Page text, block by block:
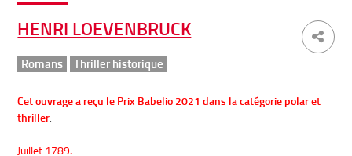
HENRI LOEVENBRUCK
Romans Thriller historique
Cet ouvrage a reçu le Prix Babelio 2021 dans la catégorie polar et
thriller
Juillet 1789.